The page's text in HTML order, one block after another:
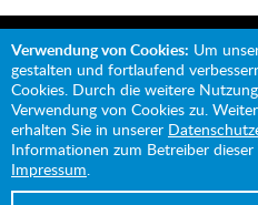
Mit
Verwendung von Cookies: Um
gestalten und fortlaufend
Cookies. Durch die weitere
Verwendung von Cookies zu.
erhalten Sie in unserer
Informationen zum Betreiber
Impressum.